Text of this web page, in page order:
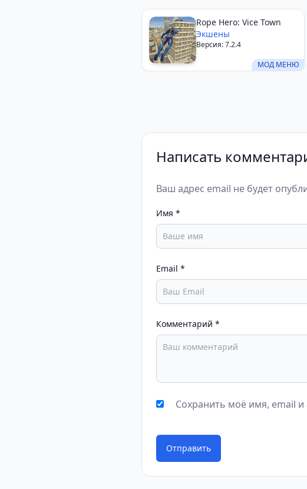
МОД МЕНЮ
Rope Hero: Vice Town
Экшены
Версия: 7.2.4
Написать
Ваш адрес email не будет
Имя *
Email *
Комментарий *
Сохранить моё имя, email
Отправить